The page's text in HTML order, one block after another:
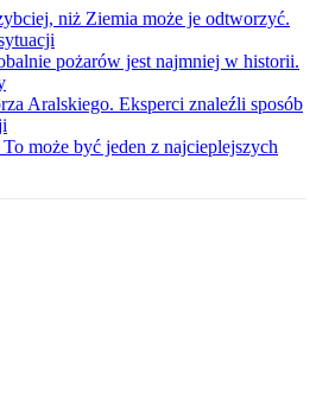
niż Ziemia może je odtworzyć.
pożarów jest najmniej w historii.
Aralskiego. Eksperci znaleźli sposób
może być jeden z najcieplejszych